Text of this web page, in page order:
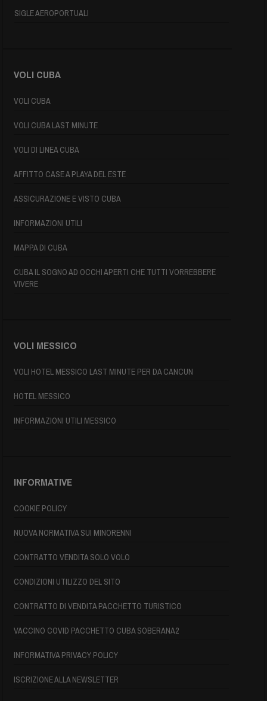
SIGLE AEROPORTUALI
VOLI CUBA
VOLI CUBA
VOLI CUBA LAST MINUTE
VOLI DI LINEA CUBA
AFFITTO CASE A PLAYA DEL ESTE
ASSICURAZIONE E VISTO CUBA
INFORMAZIONI UTILI
MAPPA DI CUBA
CUBA IL SOGNO AD OCCHI APERTI CHE TUTTI VORREBBERE
VIVERE
VOLI MESSICO
VOLI HOTEL MESSICO LAST MINUTE PER DA CANCUN
HOTEL MESSICO
INFORMAZIONI UTILI MESSICO
INFORMATIVE
COOKIE POLICY
NUOVA NORMATIVA SUI MINORENNI
CONTRATTO VENDITA SOLO VOLO
CONDIZIONI UTILIZZO DEL SITO
CONTRATTO DI VENDITA PACCHETTO TURISTICO
VACCINO COVID PACCHETTO CUBA SOBERANA2
INFORMATIVA PRIVACY POLICY
ISCRIZIONE ALLA NEWSLETTER